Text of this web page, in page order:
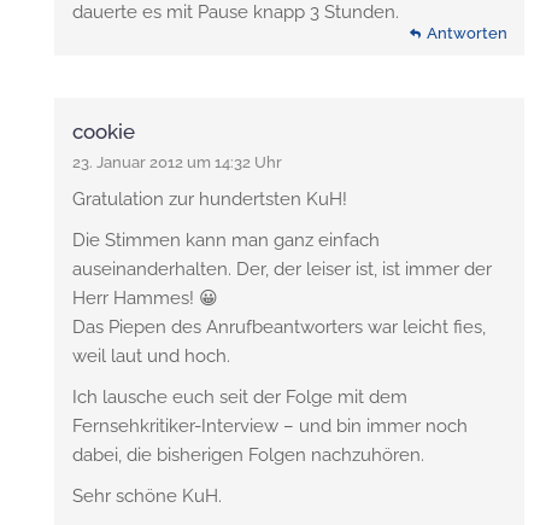
dauerte es mit Pause knapp 3 Stunden.
Antworten
cookie
23. Januar 2012 um 14:32 Uhr
Gratulation zur hundertsten KuH!
Die Stimmen kann man ganz einfach
auseinanderhalten. Der, der leiser ist, ist immer der
Herr Hammes! 😀
Das Piepen des Anrufbeantworters war leicht fies,
weil laut und hoch.
Ich lausche euch seit der Folge mit dem
Fernsehkritiker-Interview – und bin immer noch
dabei, die bisherigen Folgen nachzuhören.
Sehr schöne KuH.